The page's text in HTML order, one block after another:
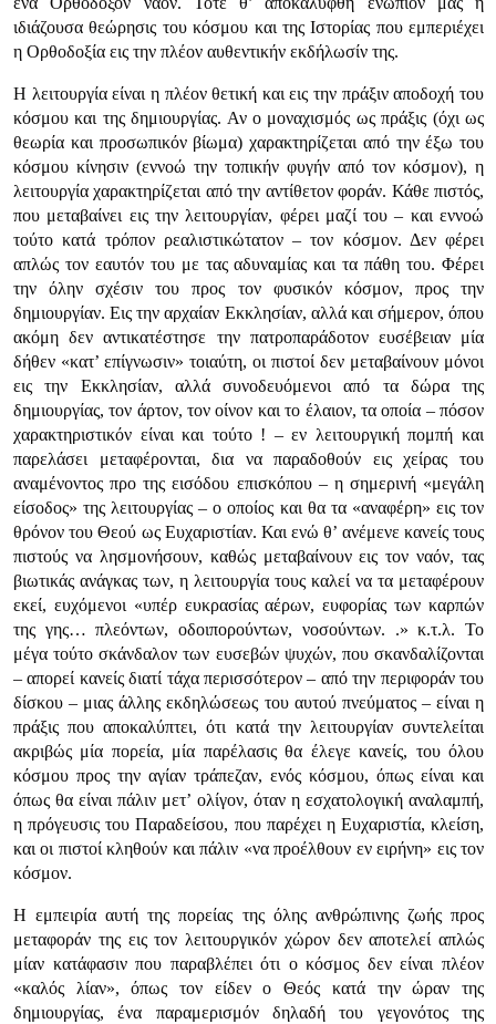
ιδιάζουσα θεώρησις του κόσμου και της Ιστορίας που εμπεριέχει
η Ορθοδοξία εις την πλέον αυθεντικήν εκδήλωσίν της.
Η λειτουργία είναι η πλέον θετική και εις την πράξιν αποδοχή του
κόσμου και της δημιουργίας. Αν ο μοναχισμός ως πράξις (όχι ως
θεωρία και προσωπικόν βίωμα) χαρακτηρίζεται από την έξω του
κόσμου κίνησιν (εννοώ την τοπικήν φυγήν από τον κόσμον), η
λειτουργία χαρακτηρίζεται από την αντίθετον φοράν. Κάθε πιστός,
που μεταβαίνει εις την λειτουργίαν, φέρει μαζί του – και εννοώ
τούτο κατά τρόπον ρεαλιστικώτατον – τον κόσμον. Δεν φέρει
απλώς τον εαυτόν του με τας αδυναμίας και τα πάθη του. Φέρει
την όλην σχέσιν του προς τον φυσικόν κόσμον, προς την
δημιουργίαν. Εις την αρχαίαν Εκκλησίαν, αλλά και σήμερον, όπου
ακόμη δεν αντικατέστησε την πατροπαράδοτον ευσέβειαν μία
δήθεν «κατ’ επίγνωσιν» τοιαύτη, οι πιστοί δεν μεταβαίνουν μόνοι
εις την Εκκλησίαν, αλλά συνοδευόμενοι από τα δώρα της
δημιουργίας, τον άρτον, τον οίνον και το έλαιον, τα οποία – πόσον
χαρακτηριστικόν είναι και τούτο ! – εν λειτουργική πομπή και
παρελάσει μεταφέρονται, δια να παραδοθούν εις χείρας του
αναμένοντος προ της εισόδου επισκόπου – η σημερινή «μεγάλη
είσοδος» της λειτουργίας – ο οποίος και θα τα «αναφέρη» εις τον
θρόνον του Θεού ως Ευχαριστίαν. Και ενώ θ’ ανέμενε κανείς τους
πιστούς να λησμονήσουν, καθώς μεταβαίνουν εις τον ναόν, τας
βιωτικάς ανάγκας των, η λειτουργία τους καλεί να τα μεταφέρουν
εκεί, ευχόμενοι «υπέρ ευκρασίας αέρων, ευφορίας των καρπών
της γης… πλεόντων, οδοιπορούντων, νοσούντων. .» κ.τ.λ. Το
μέγα τούτο σκάνδαλον των ευσεβών ψυχών, που σκανδαλίζονται
– απορεί κανείς διατί τάχα περισσότερον – από την περιφοράν του
δίσκου – μιας άλλης εκδηλώσεως του αυτού πνεύματος – είναι η
πράξις που αποκαλύπτει, ότι κατά την λειτουργίαν συντελείται
ακριβώς μία πορεία, μία παρέλασις θα έλεγε κανείς, του όλου
κόσμου προς την αγίαν τράπεζαν, ενός κόσμου, όπως είναι και
όπως θα είναι πάλιν μετ’ ολίγον, όταν η εσχατολογική αναλαμπή,
η πρόγευσις του Παραδείσου, που παρέχει η Ευχαριστία, κλείση,
και οι πιστοί κληθούν και πάλιν «να προέλθουν εν ειρήνη» εις τον
κόσμον.
Η εμπειρία αυτή της πορείας της όλης ανθρώπινης ζωής προς
μεταφοράν της εις τον λειτουργικόν χώρον δεν αποτελεί απλώς
μίαν κατάφασιν που παραβλέπει ότι ο κόσμος δεν είναι πλέον
«καλός λίαν», όπως τον είδεν ο Θεός κατά την ώραν της
δημιουργίας, ένα παραμερισμόν δηλαδή του γεγονότος της